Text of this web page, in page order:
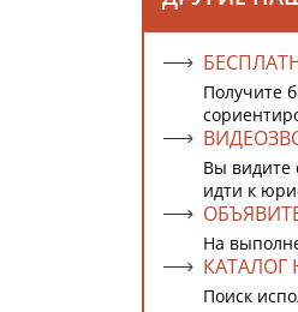
Получите
Вы видите
идти к
На
Поиск